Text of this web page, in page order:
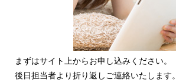
まずはサイト上からお申し込みください。
後日担当者より折り返しご連絡いたします。